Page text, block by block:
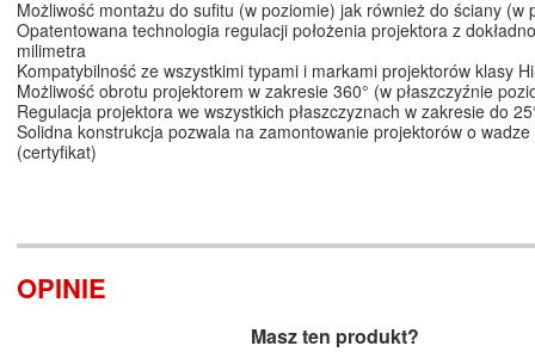
Możliwość montażu do sufitu (w poziomie) jak również do ściany (w
Opatentowana technologia regulacji położenia projektora z
milimetra
Kompatybilność ze wszystkimi typami i markami projektorów klasy
Możliwość obrotu projektorem w zakresie 360° (w płaszczyźnie
Regulacja projektora we wszystkich płaszczyznach w zakresie do
Solidna konstrukcja pozwala na zamontowanie projektorów o
(certyfikat)
OPINIE
Masz ten produkt?